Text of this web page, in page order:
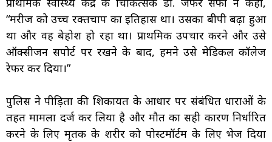
“मरीज को उच्च रक्तचाप का इतिहास था। उसका बीपी बढ़ा हुआ
था और वह बेहोश हो रहा था। प्राथमिक उपचार करने और उसे
ऑक्सीजन सपोर्ट पर रखने के बाद, हमने उसे मेडिकल कॉलेज
रेफर कर दिया।”
पुलिस ने पीड़िता की शिकायत के आधार पर संबंधित धाराओं के
तहत मामला दर्ज कर लिया है और मौत का सही कारण निर्धारित
करने के लिए मृतक के शरीर को पोस्टमॉर्टम के लिए भेज दिया